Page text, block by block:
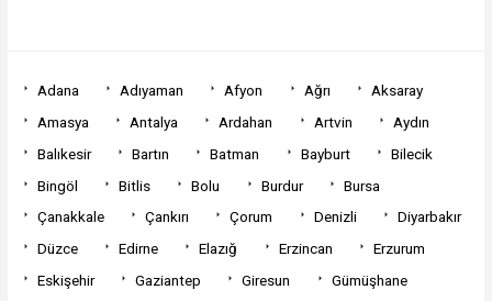
Adana Adıyaman Afyon Ağrı
Aksaray
Amasya
Antalya Ardahan Artvin
Aydın
Balıkesir
Bartın Batman Bayburt
Bilecik
Bingöl
Bitlis Bolu Burdur
Bursa
Çanakkale
Çankırı Çorum Denizli
Diyarbakır
Düzce
Edirne Elazığ Erzincan
Erzurum
Eskişehir
Gaziantep Giresun
Gümüşhane